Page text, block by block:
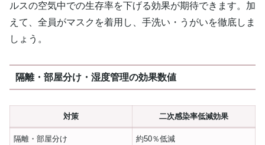
ルスの空気中での生存率を下げる効果が期待できます。加
えて、全員がマスクを着用し、手洗い・うがいを徹底しま
しょう。
隔離・部屋分け・湿度管理の効果数値
対策 二次感染率低減効果
隔離・部屋分け 約50％低減